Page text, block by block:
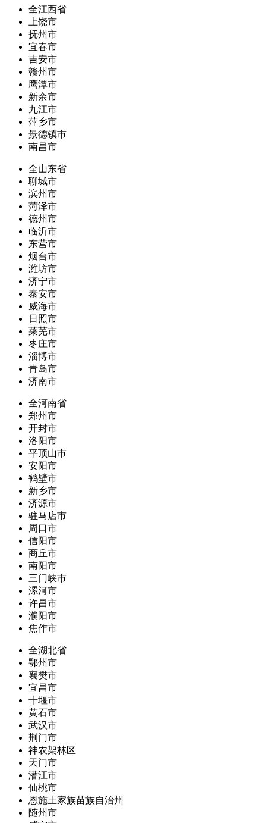
全江西省
上饶市
抚州市
宜春市
吉安市
赣州市
鹰潭市
新余市
九江市
萍乡市
景德镇市
南昌市
全山东省
聊城市
滨州市
菏泽市
德州市
临沂市
东营市
烟台市
潍坊市
济宁市
泰安市
威海市
日照市
莱芜市
枣庄市
淄博市
青岛市
济南市
全河南省
郑州市
开封市
洛阳市
平顶山市
安阳市
鹤壁市
新乡市
济源市
驻马店市
周口市
信阳市
商丘市
南阳市
三门峡市
漯河市
许昌市
濮阳市
焦作市
全湖北省
鄂州市
襄樊市
宜昌市
十堰市
黄石市
武汉市
荆门市
神农架林区
天门市
潜江市
仙桃市
恩施土家族苗族自治州
随州市